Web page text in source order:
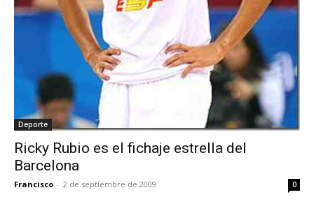
Deporte
Ricky Rubio es el fichaje estrella del
Barcelona
Francisco - 2 de septiembre de 2009 0